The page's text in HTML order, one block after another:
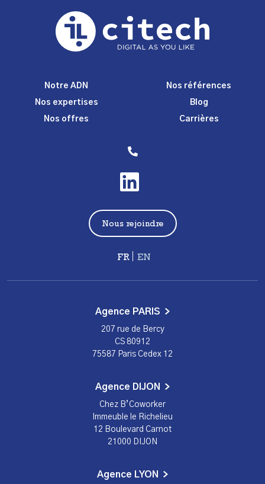
Notre ADN
Nos expertises
Nos offres
Nos références
Blog
Carrières
Nous rejoindre
Français
Agence PARIS
207 rue de Bercy
CS 80912
75587 Paris Cedex 12
Agence DIJON
Chez B’Coworker
Immeuble le Richelieu
12 Boulevard Carnot
21000 DIJON
Agence LYON